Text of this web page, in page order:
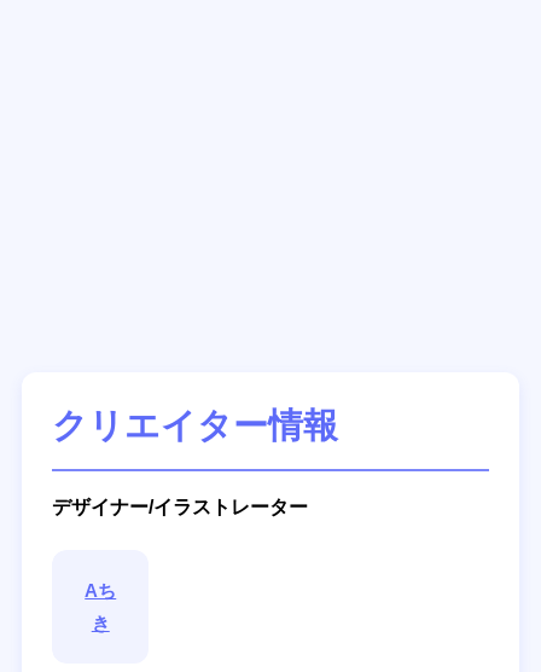
クリエイター情報
デザイナー/イラストレーター
Aち
き